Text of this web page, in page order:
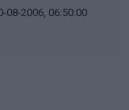
08-2006, 06:50:00